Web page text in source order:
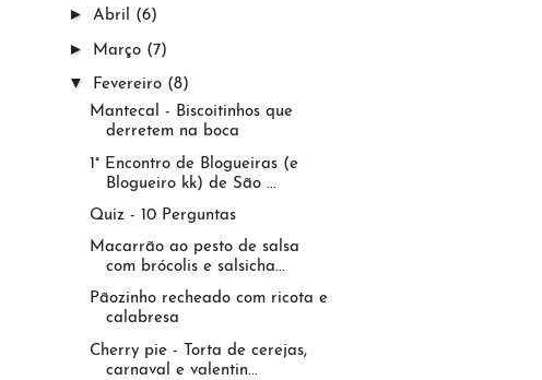
► Abril (6)
► Março (7)
▼ Fevereiro (8)
Mantecal - Biscoitinhos que
derretem na boca
1° Encontro de Blogueiras (e
Blogueiro kk) de São ...
Quiz - 10 Perguntas
Macarrão ao pesto de salsa
com brócolis e salsicha...
Pãozinho recheado com ricota e
calabresa
Cherry pie - Torta de cerejas,
carnaval e valentin...